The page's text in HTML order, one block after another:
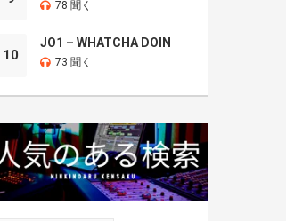
78 聞く
10
JO1 – WHATCHA DOIN
73 聞く